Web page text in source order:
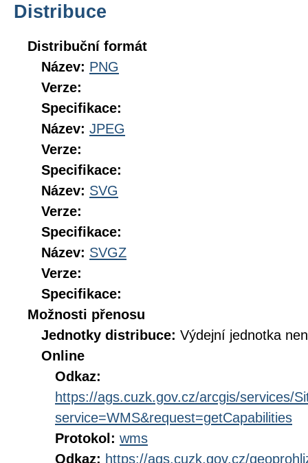
Distribuce
Distribuční formát
Název: PNG
Verze:
Specifikace:
Název: JPEG
Verze:
Specifikace:
Název: SVG
Verze:
Specifikace:
Název: SVGZ
Verze:
Specifikace:
Možnosti přenosu
Jednotky distribuce: Výdejní jednotka
Online
Odkaz:
https://ags.cuzk.gov.cz/arcgis/services/
service=WMS&request=getCapabilities
Protokol: wms
Odkaz: https://ags.cuzk.gov.cz/